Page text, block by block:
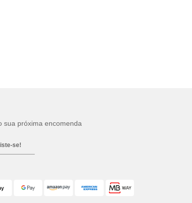
sua próxima encomenda
se!